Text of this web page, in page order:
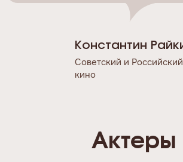
Константин
Советский и
кино
Актеры